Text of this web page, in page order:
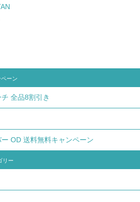
ーン
全品8割引き
OD 送料無料キャンペーン
リー